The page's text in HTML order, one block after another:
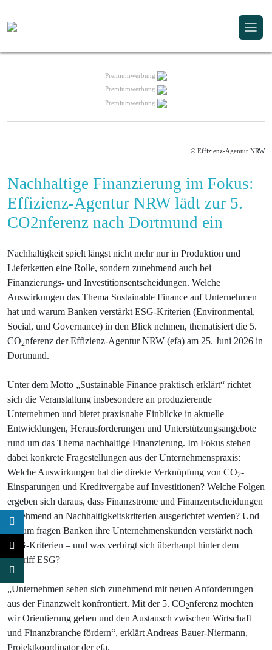
Premiumwerbung
Premiumwerbung
Premiumwerbung
© Effizienz-Agentur NRW
Nachhaltige Finanzierung im Fokus:
Effizienz-Agentur NRW lädt zur 5.
CO2nferenz nach Dortmund ein
Nachhaltigkeit spielt längst nicht mehr nur in Produktion und
Lieferketten eine Rolle, sondern zunehmend auch bei
Finanzierungs- und Investitionsentscheidungen. Welche
Auswirkungen das Thema Sustainable Finance auf Unternehmen
hat und warum Banken verstärkt ESG-Kriterien (Environmental,
Social, und Governance) in den Blick nehmen, thematisiert die 5.
CO2nferenz der Effizienz-Agentur NRW (efa) am 25. Juni 2026 in
Dortmund.
Unter dem Motto „Sustainable Finance praktisch erklärt“ richtet
sich die Veranstaltung insbesondere an produzierende
Unternehmen und bietet praxisnahe Einblicke in aktuelle
Entwicklungen, Herausforderungen und Unterstützungsangebote
rund um das Thema nachhaltige Finanzierung. Im Fokus stehen
dabei konkrete Fragestellungen aus der Unternehmenspraxis:
Welche Auswirkungen hat die direkte Verknüpfung von CO2-
Einsparungen und Kreditvergabe auf Investitionen? Welche Folgen
ergeben sich daraus, dass Finanzströme und Finanzentscheidungen
zunehmend an Nachhaltigkeitskriterien ausgerichtet werden? Und
warum fragen Banken ihre Unternehmenskunden verstärkt nach
ESG-Kriterien – und was verbirgt sich überhaupt hinter dem
Begriff ESG?
„Unternehmen sehen sich zunehmend mit neuen Anforderungen
aus der Finanzwelt konfrontiert. Mit der 5. CO2nferenz möchten
wir Orientierung geben und den Austausch zwischen Wirtschaft
und Finanzbranche fördern“, erklärt Andreas Bauer-Niermann,
Projektkoordinator der efa.